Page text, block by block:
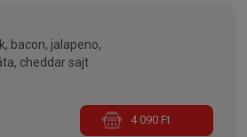
coleslaw káposztasaláta, cheddar sajt
4 090 Ft